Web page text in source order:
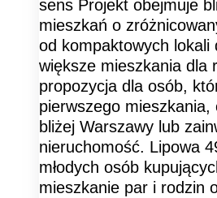
sens Projekt obejmuje
mieszkań o
od kompaktowych lokali
większe mieszkania dla
propozycja dla osób,
pierwszego
bliżej Warszawy lub
nieruchomość. Lipowa
młodych osób
mieszkanie par i rodzin